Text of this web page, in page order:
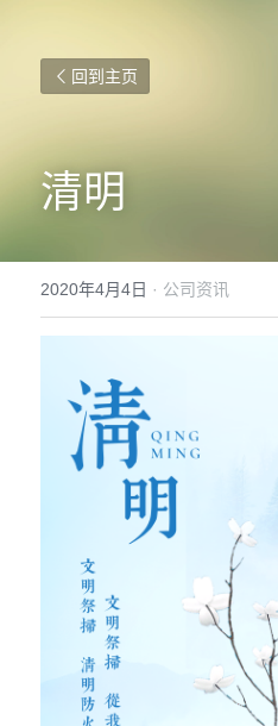
回到主页
清明
2020年4月4日 · 公司资讯